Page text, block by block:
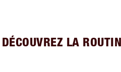
DÉCOUVREZ LA